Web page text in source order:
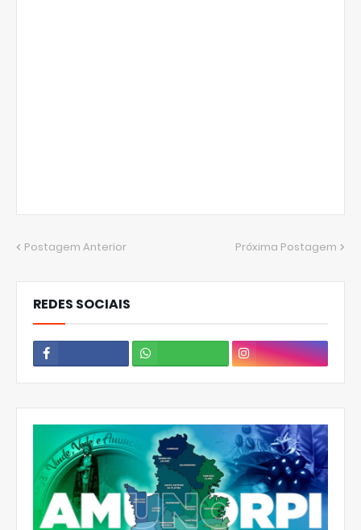
Postagem Anterior Próxima Postagem
REDES SOCIAIS